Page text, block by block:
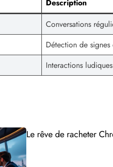
Description
Conversations
Détection de
Interactions
Le rêve de racheter